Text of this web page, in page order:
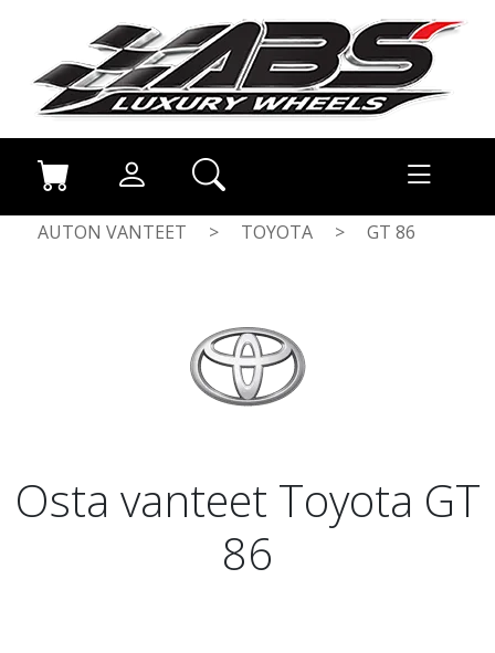
AUTON VANTEET > TOYOTA > GT 86
Osta vanteet Toyota GT
86